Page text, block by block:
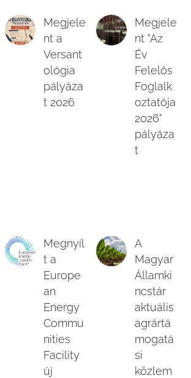
Megjele
nt a
Versant
ológia
pályáza
t 2026
Megjele
nt "Az
Év
Felelős
Foglalk
oztatója
2026"
pályáza
t
Megnyíl
t a
Europe
an
Energy
Commu
nities
Facility
új
A
Magyar
Államki
ncstár
aktuális
agrártá
mogatá
si
közlem